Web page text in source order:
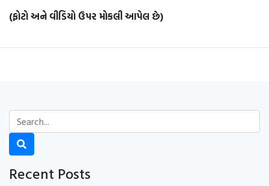
(ફોટો અને વીડિયો ઉપર મોકલી આપેલ છે)
Recent Posts